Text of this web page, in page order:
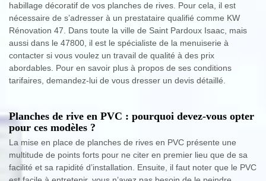
habillage décoratif de vos planches de rives. Pour cela, il est
nécessaire de s’adresser à un prestataire qualifié comme KW
Rénovation 47. Dans toute la ville de Saint Pardoux Isaac, mais
aussi dans le 47800, il est le spécialiste de la menuiserie à
contacter si vous voulez un travail de qualité à des prix
abordables. Pour en savoir plus à propos de ses conditions
tarifaires, demandez-lui de vous dresser un devis détaillé.
Planches de rive en PVC : pourquoi devez-vous opter
pour ces modèles ?
La mise en place de planches de rives en PVC présente une
multitude de points forts pour ne citer en premier lieu que de sa
facilité et sa rapidité d’installation. Ensuite, il faut noter que le PVC